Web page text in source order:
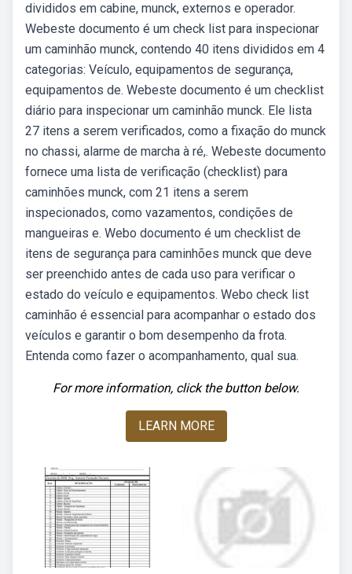
divididos em cabine, munck, externos e operador.
Webeste documento é um check list para inspecionar
um caminhão munck, contendo 40 itens divididos em 4
categorias: Veículo, equipamentos de segurança,
equipamentos de. Webeste documento é um checklist
diário para inspecionar um caminhão munck. Ele lista
27 itens a serem verificados, como a fixação do munck
no chassi, alarme de marcha à ré,. Webeste documento
fornece uma lista de verificação (checklist) para
caminhões munck, com 21 itens a serem
inspecionados, como vazamentos, condições de
mangueiras e. Webo documento é um checklist de
itens de segurança para caminhões munck que deve
ser preenchido antes de cada uso para verificar o
estado do veículo e equipamentos. Webo check list
caminhão é essencial para acompanhar o estado dos
veículos e garantir o bom desempenho da frota.
Entenda como fazer o acompanhamento, qual sua.
For more information, click the button below.
LEARN MORE